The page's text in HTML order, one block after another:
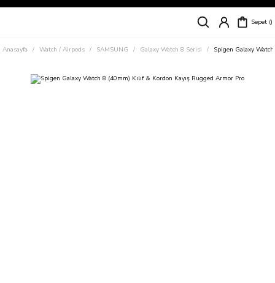
Siparişleriniz
Süper İndirimli Fiyatlar
Sepet
Anasayfa Watch / Airpods SAMSUNG Galaxy Watch 8 Serisi Spigen Galaxy